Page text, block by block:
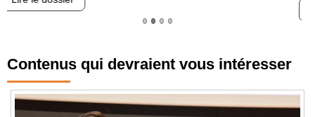
Contenus qui devraient vous intéresser